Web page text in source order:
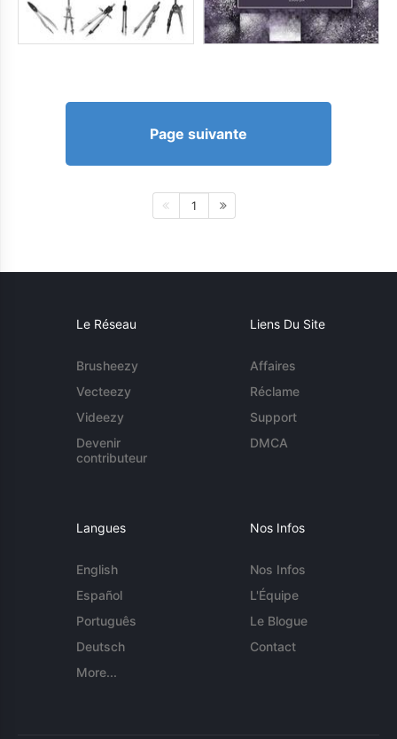
Page suivante
1
Le Réseau
Brusheezy
Vecteezy
Videezy
Devenir
contributeur
Liens Du Site
Affaires
Réclame
Support
DMCA
Langues
English
Español
Português
Deutsch
More...
Nos Infos
Nos Infos
L'Équipe
Le Blogue
Contact